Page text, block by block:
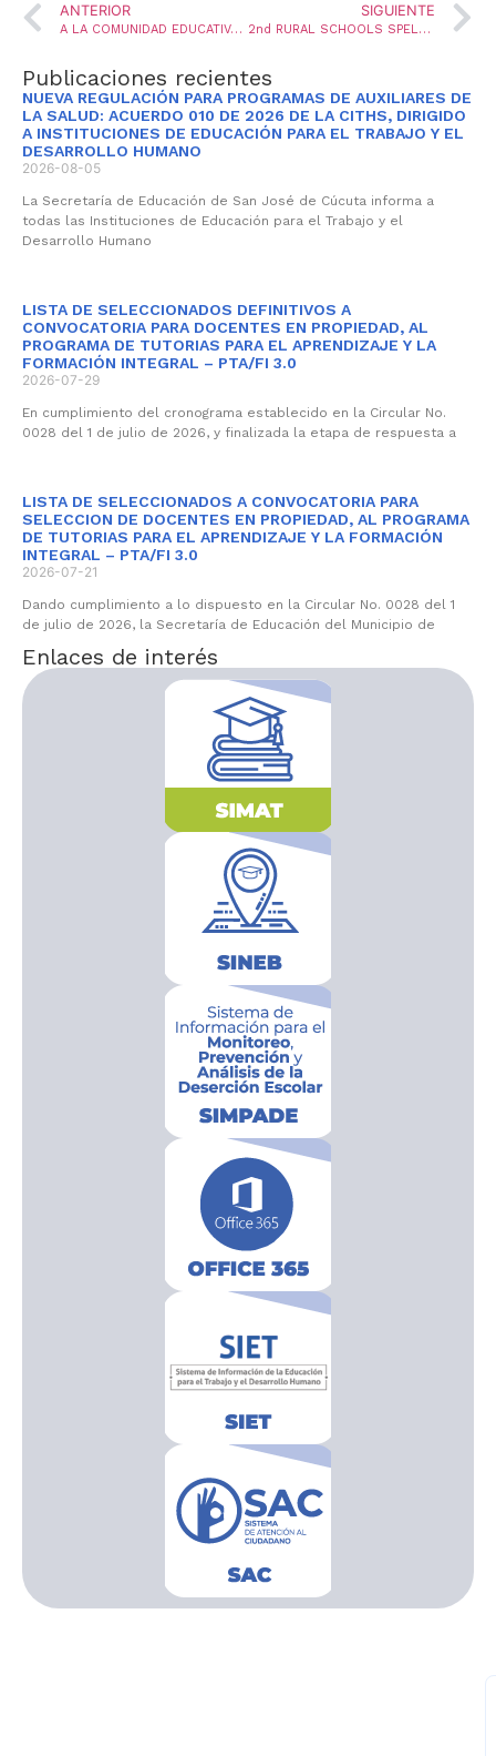
ANTERIOR
A LA COMUNIDAD EDUCATIVA DEL MUNICIPIO DE SAN JOSÉ DE CÚCUTA POSESIÓN DE DOCENTES EN PERIODO DE PRUEBA
SIGUIENTE
2nd RURAL SCHOOLS SPELLING BEE 2018
Publicaciones recientes
NUEVA REGULACIÓN PARA PROGRAMAS DE AUXILIARES DE
LA SALUD: ACUERDO 010 DE 2026 DE LA CITHS, DIRIGIDO
A INSTITUCIONES DE EDUCACIÓN PARA EL TRABAJO Y EL
DESARROLLO HUMANO
2026-08-05
La Secretaría de Educación de San José de Cúcuta informa a
todas las Instituciones de Educación para el Trabajo y el
Desarrollo Humano
LISTA DE SELECCIONADOS DEFINITIVOS A
CONVOCATORIA PARA DOCENTES EN PROPIEDAD, AL
PROGRAMA DE TUTORIAS PARA EL APRENDIZAJE Y LA
FORMACIÓN INTEGRAL – PTA/FI 3.0
2026-07-29
En cumplimiento del cronograma establecido en la Circular No.
0028 del 1 de julio de 2026, y finalizada la etapa de respuesta a
LISTA DE SELECCIONADOS A CONVOCATORIA PARA
SELECCION DE DOCENTES EN PROPIEDAD, AL PROGRAMA
DE TUTORIAS PARA EL APRENDIZAJE Y LA FORMACIÓN
INTEGRAL – PTA/FI 3.0
2026-07-21
Dando cumplimiento a lo dispuesto en la Circular No. 0028 del 1
de julio de 2026, la Secretaría de Educación del Municipio de
Enlaces de interés